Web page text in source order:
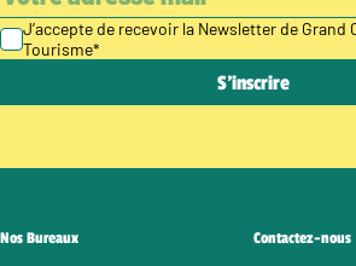
J’accepte de recevoir la Newsletter de Grand
Tourisme*
Nos Bureaux Contactez-nous